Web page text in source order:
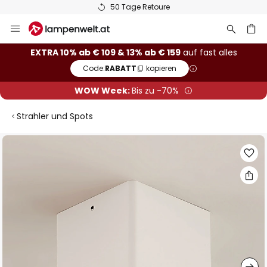
50 Tage Retoure
Inhalt
springen
EXTRA 10% ab € 109 & 13% ab € 159auf fast alles
Code:RABATT kopieren
WOW Week:Bis zu -70%
Strahler und Spots
Zum